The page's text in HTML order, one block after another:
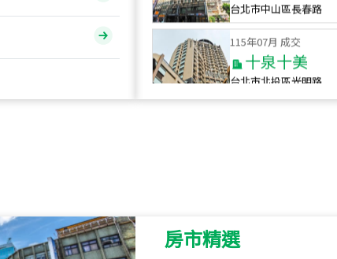
十泉十美
台北市北投區光明路
115年07月 成交
115
房市精選